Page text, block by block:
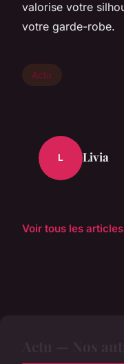
valorise votre
votre garde-robe.
Actu
L Livia
Voir tous les